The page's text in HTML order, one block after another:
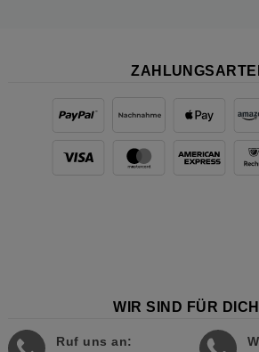
WIR SIND FÜR
Ruf uns an: